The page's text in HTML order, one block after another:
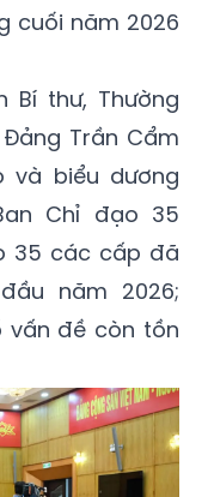
cuối năm 2026
Bí thư, Thường
Trần Cẩm
và biểu dương
Chỉ đạo 35
35 các cấp đã
năm 2026;
đề còn tồn